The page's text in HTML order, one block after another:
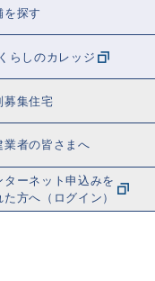
を探す
らしのカレッジ
募集住宅
業者の皆さまへ
ターネット申込みを
た方へ（ログイン）